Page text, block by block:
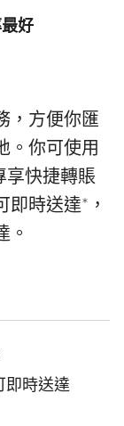
好
，方便你匯
。你可使用
享快捷轉賬
時送達*，
。
即時送達